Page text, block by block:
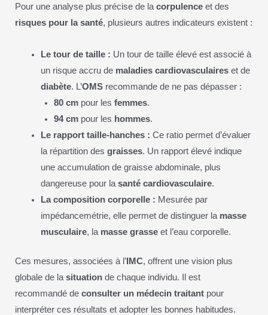
Pour une analyse plus précise de lacorpulenceet des
risques pour la santé, plusieurs autres indicateurs existent :
Le tour de taille : Un tour de taille élevé est associé à
un risque accru de maladies cardiovasculaires et de
diabète. L’OMS recommande de ne pas dépasser :
80 cm pour lesfemmes.
94 cm pour les hommes.
Le rapport taille-hanches : Ce ratio permet d’évaluer
la répartition desgraisses. Un rapport élevé indique
une accumulation de graisse abdominale, plus
dangereuse pour lasanté cardiovasculaire.
La composition corporelle : Mesurée par
impédancemétrie, elle permet de distinguer la masse
musculaire, la masse grasse et l’eau corporelle.
Ces mesures, associées à l’IMC, offrent une vision plus
globale de la situationde chaque individu. Il est
recommandé de consulter un médecin traitantpour
interpréter ces résultats et adopter les bonnes habitudes.